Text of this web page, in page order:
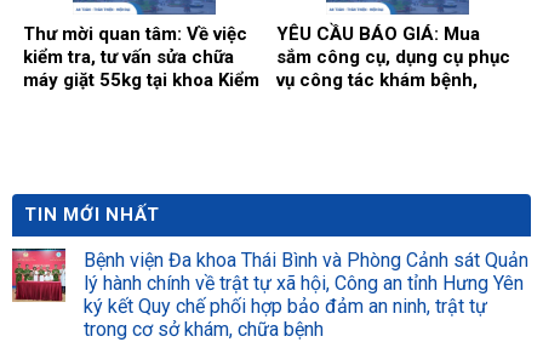
Thư mời quan tâm: Về việc
kiểm tra, tư vấn sửa chữa
máy giặt 55kg tại khoa Kiểm
YÊU CẦU BÁO GIÁ: Mua
sắm công cụ, dụng cụ phục
vụ công tác khám bệnh,
TIN MỚI NHẤT
Bệnh viện Đa khoa Thái Bình và Phòng Cảnh sát Quản
lý hành chính về trật tự xã hội, Công an tỉnh Hưng Yên
ký kết Quy chế phối hợp bảo đảm an ninh, trật tự
trong cơ sở khám, chữa bệnh